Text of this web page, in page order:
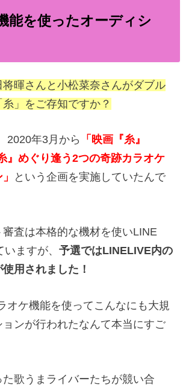
能を使ったオーディシ
暉さんと小松菜奈さんがダブル
」をご存知ですか？
2020年3月から
「映画『糸』
』めぐり逢う2つの奇跡カラオケ
という企画を実施していたんで
審査は本格的な機材を使いLINE
ますが、 予選ではLINELIVE内の
用されました！
オケ機能を使ってこんなにも大規
ンが行われたなんて本当にすご
歌うまライバーたちが競い合